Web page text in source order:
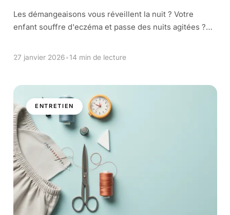
Les démangeaisons vous réveillent la nuit ? Votre
enfant souffre d'eczéma et passe des nuits agitées ?
souvent le sommeil en un […]
27 janvier 2026•14 min de lecture
ENTRETIEN